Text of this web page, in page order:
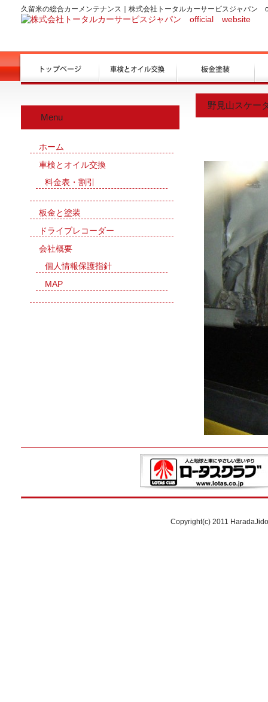
久留米の総合カーメンテナンス｜株式会社トータルカーサービスジャパ
野見山スケー
Menu
ホーム
車検とオイル交換
料金表・割引
板金と塗装
ドライブレコーダー
会社概要
個人情報保護指針
MAP
Copyright(c) 2011